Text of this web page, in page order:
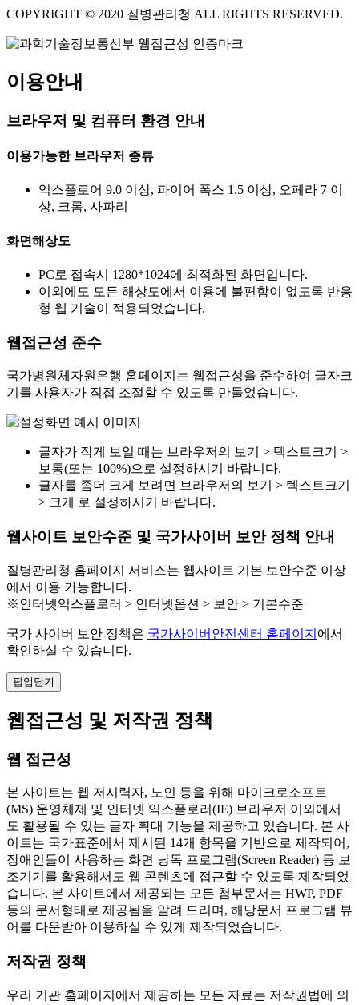
COPYRIGHT © 2020 질병관리청 ALL RIGHTS RESERVED.
이용안내
브라우저 및 컴퓨터 환경 안내
이용가능한 브라우저 종류
익스플로어 9.0 이상, 파이어 폭스 1.5 이상, 오페라 7 이
상, 크롬, 사파리
화면해상도
PC로 접속시 1280*1024에 최적화된 화면입니다.
이외에도 모든 해상도에서 이용에 불편함이 없도록 반응
형 웹 기술이 적용되었습니다.
웹접근성 준수
국가병원체자원은행 홈페이지는 웹접근성을 준수하여 글자크
기를 사용자가 직접 조절할 수 있도록 만들었습니다.
글자가 작게 보일 때는 브라우저의 보기 > 텍스트크기 >
보통(또는 100%)으로 설정하시기 바랍니다.
글자를 좀더 크게 보려면 브라우저의 보기 > 텍스트크기
> 크게 로 설정하시기 바랍니다.
웹사이트 보안수준 및 국가사이버 보안 정책 안내
질병관리청 홈페이지 서비스는 웹사이트 기본 보안수준 이상
에서 이용 가능합니다.
※인터넷익스플로러 > 인터넷옵션 > 보안 > 기본수준
국가 사이버 보안 정책은 국가사이버안전센터 홈페이지 에서
확인하실 수 있습니다.
팝업닫기
웹접근성 및 저작권 정책
웹 접근성
본 사이트는 웹 저시력자, 노인 등을 위해 마이크로소프트
(MS) 운영체제 및 인터넷 익스플로러(IE) 브라우저 이외에서
도 활용될 수 있는 글자 확대 기능을 제공하고 있습니다. 본 사
이트는 국가표준에서 제시된 14개 항목을 기반으로 제작되어,
장애인들이 사용하는 화면 낭독 프로그램(Screen Reader) 등 보
조기기를 활용해서도 웹 콘텐츠에 접근할 수 있도록 제작되었
습니다. 본 사이트에서 제공되는 모든 첨부문서는 HWP, PDF
등의 문서형태로 제공됨을 알려 드리며, 해당문서 프로그램 뷰
어를 다운받아 이용하실 수 있게 제작되었습니다.
저작권 정책
우리 기관 홈페이지에서 제공하는 모든 자료는 저작권법에 의